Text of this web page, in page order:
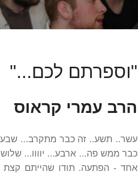
"וספרתם לכם..."
הרב עמרי קראוס
עשר.. תשע.. זה כבר מתקרב...
כבר ממש פה... ארבע... יוווו...
אחד - הפתעה. תודו שהייתם